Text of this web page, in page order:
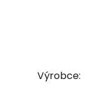
Výrobce: